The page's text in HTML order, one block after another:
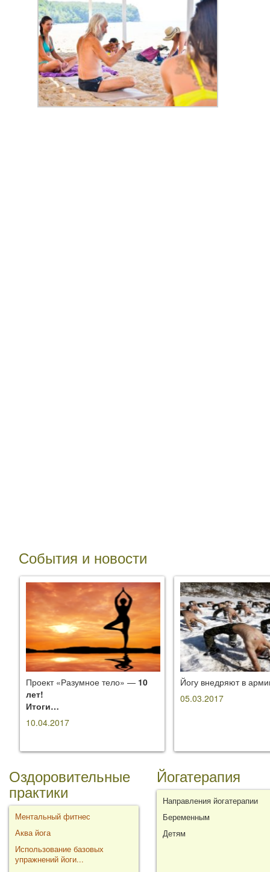
События и новости
Проект «Разумное тело» — 10
лет!
Итоги…
10.04.2017
Йогу внедряют в
05.03.2017
Оздоровительные
практики
Ментальный фитнес
Аква йога
Использование базовых
упражнений йоги...
Йогатерапия
Направления йогатерапии
Беременным
Детям